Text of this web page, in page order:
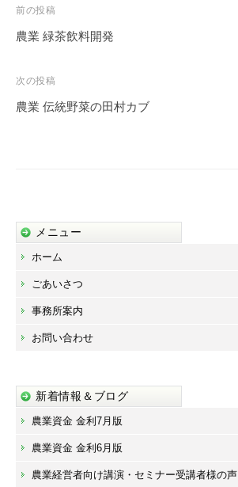
投
稿
ビ
ゲ
前の投稿
農業 緑茶飲料開発
次の投稿
農業 伝統野菜の田村カブ
メニュー
ホーム
ごあいさつ
事務所案内
お問い合わせ
新着情報＆ブログ
農業資金 金利7月版
農業資金 金利6月版
農業経営者向け講演・セミナー受講者様の声